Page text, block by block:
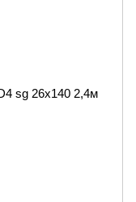
sg 26x140 2,4м